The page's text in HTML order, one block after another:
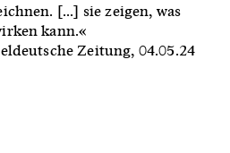
[...] sie zeigen, was
kann.«
Zeitung, 04.05.24